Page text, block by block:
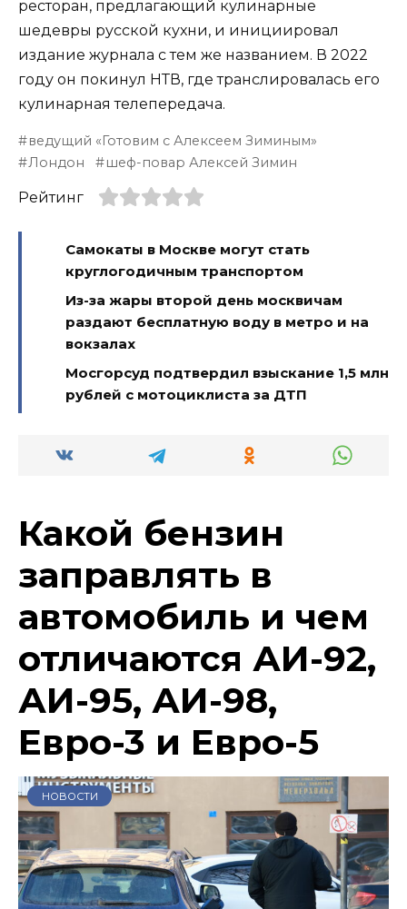
ресторан, предлагающий кулинарные
шедевры русской кухни, и инициировал
издание журнала с тем же названием. В 2022
году он покинул НТВ, где транслировалась его
кулинарная телепередача.
ведущий «Готовим с Алексеем Зиминым»
Лондон
шеф-повар Алексей Зимин
Рейтинг
Самокаты в Москве могут стать
круглогодичным транспортом
Из-за жары второй день москвичам
раздают бесплатную воду в метро и на
вокзалах
Мосгорсуд подтвердил взыскание 1,5 млн
рублей с мотоциклиста за ДТП
Какой бензин
заправлять в
автомобиль и чем
отличаются АИ-92,
АИ-95, АИ-98,
Евро-3 и Евро-5
НОВОСТИ